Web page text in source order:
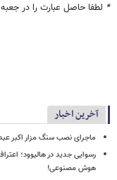
* لطفا حاصل عبارت را در
آخرین اخبار
ماجرای نصب سنگ مزار اکبر
رسوایی جدید در هالیوود؛
هوش مصنوعی!